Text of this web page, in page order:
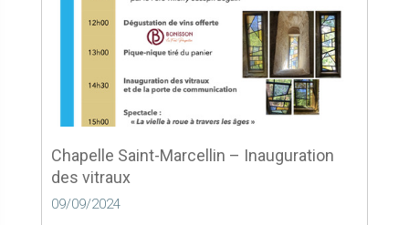
Chapelle Saint-Marcellin – Inauguration
des vitraux
09/09/2024